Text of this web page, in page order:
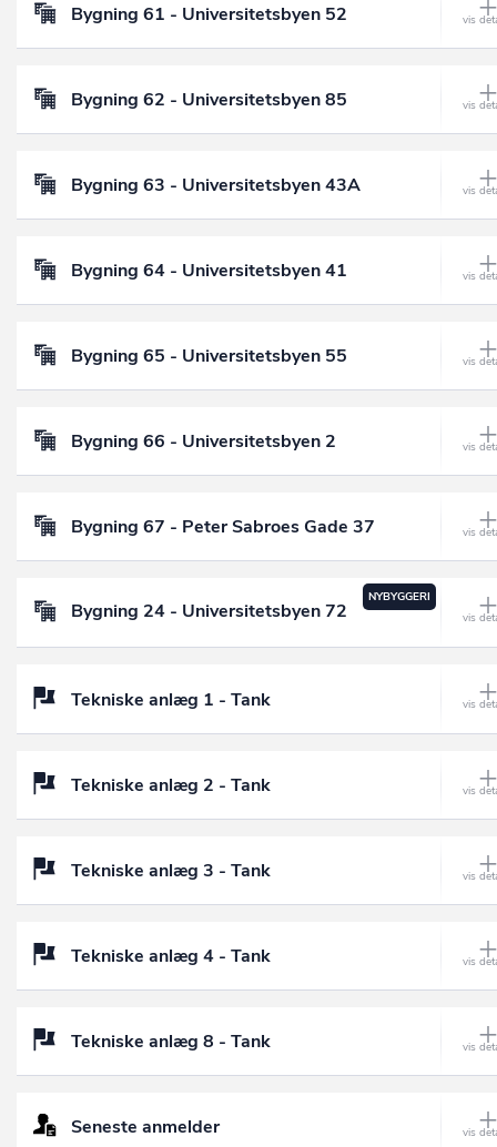
Bygning 61 - Universitetsbyen 52
Bygning 62 - Universitetsbyen 85
Bygning 63 - Universitetsbyen 43A
Bygning 64 - Universitetsbyen 41
Bygning 65 - Universitetsbyen 55
Bygning 66 - Universitetsbyen 2
Bygning 67 - Peter Sabroes Gade 37
Bygning 24 - Universitetsbyen 72
NYBYGGERI
Tekniske anlæg 1 - Tank
Tekniske anlæg 2 - Tank
Tekniske anlæg 3 - Tank
Tekniske anlæg 4 - Tank
Tekniske anlæg 8 - Tank
Seneste anmelder